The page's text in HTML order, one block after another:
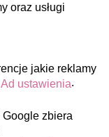
oraz usługi
jakie reklamy
ustawienia.
zbiera